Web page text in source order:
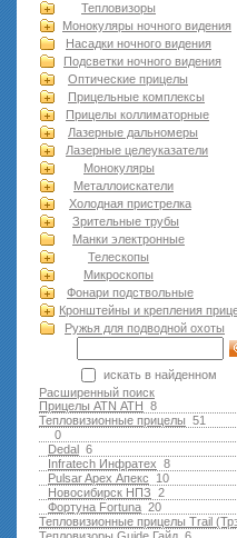
Тепловизоры
Монокуляры ночного видения
Насадки ночного видения
Подсветки ночного видения
Оптические прицелы
Прицельные комплексы
Прицелы коллиматорные
Лазерные дальномеры
Лазерные целеуказатели
Монокуляры
Металлоискатели
Холодная пристрелка
Зрительные трубы
Манки электронные
Телескопы
Микроскопы
Фонари подствольные
Кронштейны и крепления
Ружья для подводной оxоты
искать в найденном
Расширенный поиск
8
Прицелы ATN АТН
51
Тепловизионные прицелы
0
6
Dedal
8
Infratech Инфратех
10
Pulsar Apex Апекс
2
Новосибирск НПЗ
20
Фортуна Fortuna
Тепловизионные прицелы Trail